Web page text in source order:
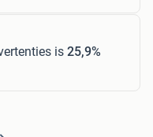
is 25,9%